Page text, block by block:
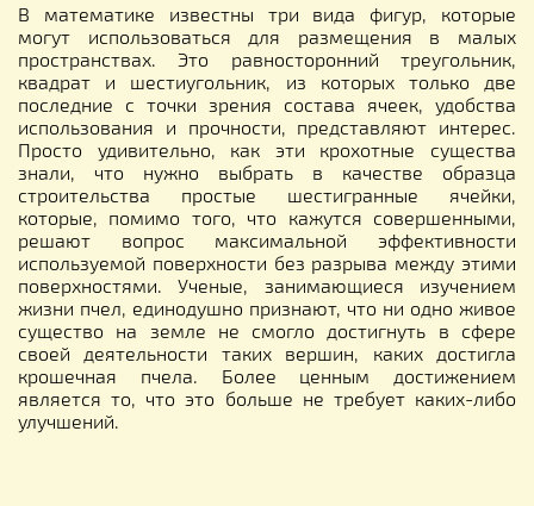
В математике известны три вида фигур, которые
могут использоваться для размещения в малых
пространствах. Это равносторонний треугольник,
квадрат и шестиугольник, из которых только две
последние с точки зрения состава ячеек, удобства
использования и прочности, представляют интерес.
Просто удивительно, как эти крохотные существа
знали, что нужно выбрать в качестве образца
строительства простые шестигранные ячейки,
которые, помимо того, что кажутся совершенными,
решают вопрос максимальной эффективности
используемой поверхности без разрыва между этими
поверхностями. Ученые, занимающиеся изучением
жизни пчел, единодушно признают, что ни одно живое
существо на земле не смогло достигнуть в сфере
своей деятельности таких вершин, каких достигла
крошечная пчела. Более ценным достижением
является то, что это больше не требует каких-либо
улучшений.